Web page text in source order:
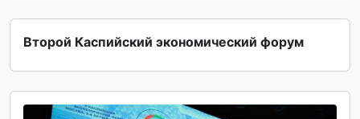
Второй Каспийский экономический форум